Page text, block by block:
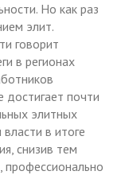
Но как раз
элит.
говорит
в регионах
почти
элитных
в итоге
снизив тем